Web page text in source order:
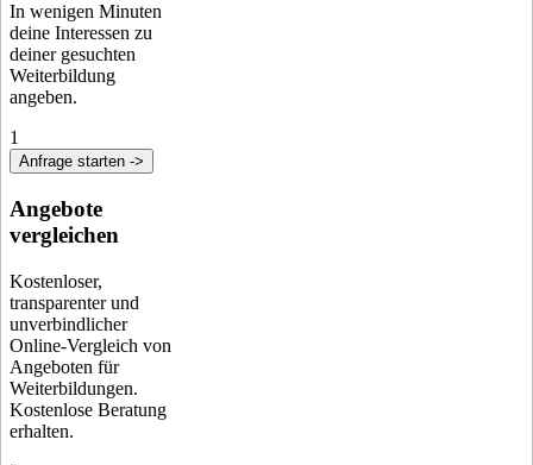
In wenigen Minuten
deine Interessen zu
deiner gesuchten
Weiterbildung
angeben.
1
Anfrage starten ->
Angebote
vergleichen
Kostenloser,
transparenter und
unverbindlicher
Online-Vergleich von
Angeboten für
Weiterbildungen.
Kostenlose Beratung
erhalten.